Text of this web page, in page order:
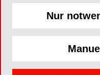
Website:
http://
Zum Shop
Nur